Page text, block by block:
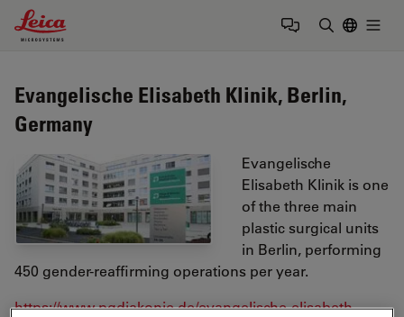
Leica Microsystems Logo
Evangelische Elisabeth Klinik, Berlin,
Germany
Evangelische
Elisabeth Klinik is one
of the three main
plastic surgical units
in Berlin, performing
450 gender-reaffirming operations per year.
https://www.pgdiakonie.de/evangelische-elisabeth-